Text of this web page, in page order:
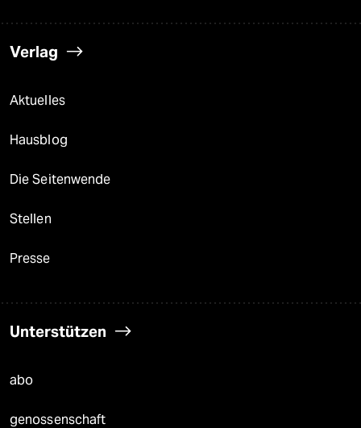
Verlag
Aktuelles
Hausblog
Die Seitenwende
Stellen
Presse
Unterstützen
abo
genossenschaft